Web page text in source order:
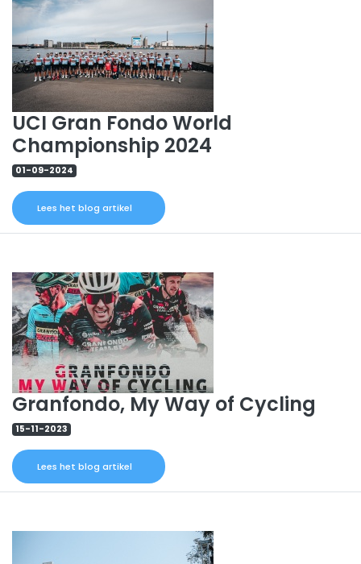
UCI Gran Fondo World
Championship 2024
01-09-2024
Lees het blog artikel
Granfondo, My Way of Cycling
15-11-2023
Lees het blog artikel